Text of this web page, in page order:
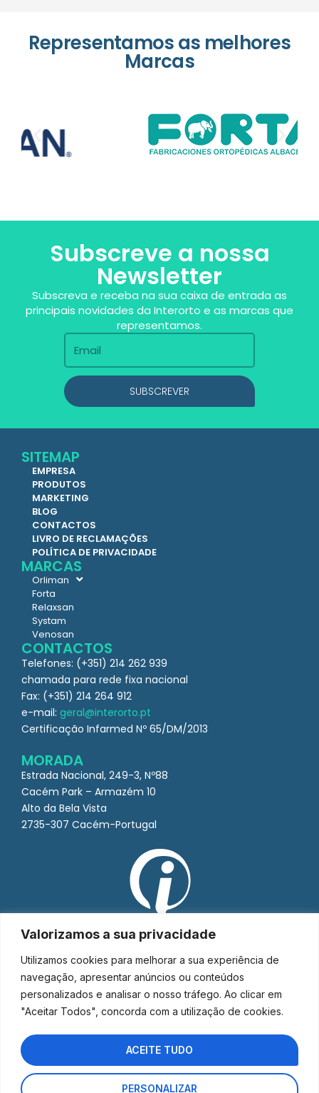
Valorizamos a sua privacidade
Utilizamos cookies para melhorar a sua experiência de
navegação, apresentar anúncios ou conteúdos
personalizados e analisar o nosso tráfego. Ao clicar em
"Aceitar Todos", concorda com a utilização de cookies.
PERSONALIZAR
ACEITE TUDO
Representamos as melhores
Marcas
Subscreve a nossa
Newsletter
Subscreva e receba na sua caixa de entrada as
principais novidades da Interorto e as marcas que
representamos.
SUBSCREVER
SITEMAP
EMPRESA
PRODUTOS
MARKETING
BLOG
CONTACTOS
LIVRO DE RECLAMAÇÕES
POLÍTICA DE PRIVACIDADE
MARCAS
Orliman
Forta
Relaxsan
Systam
Venosan
CONTACTOS
Telefones: (+351) 214 262 939
chamada para rede fixa nacional
Fax: (+351) 214 264 912
e-mail: geral@interorto.pt
Certificação Infarmed Nº 65/DM/2013
MORADA
Estrada Nacional, 249-3, Nº88
Cacém Park – Armazém 10
Alto da Bela Vista
2735-307 Cacém-Portugal